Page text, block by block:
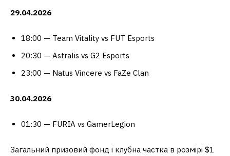
29.04.2026
18:00 — Team Vitality vs FUT Esports
20:30 — Astralis vs G2 Esports
23:00 — Natus Vincere vs FaZe Clan
30.04.2026
01:30 — FURIA vs GamerLegion
Загальний призовий фонд і клубна частка в розмірі $1